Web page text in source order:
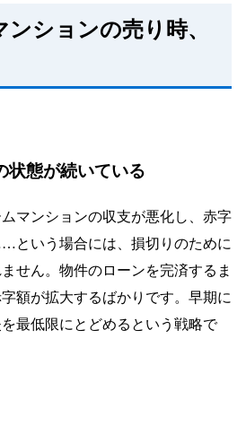
ションの売り時、
状態が続いている
マンションの収支が悪化し、赤字
という場合には、損切りのために
せん。物件のローンを完済するま
額が拡大するばかりです。早期に
最低限にとどめるという戦略で